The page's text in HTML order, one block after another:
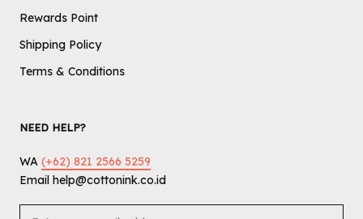
Rewards Point
Shipping Policy
Terms & Conditions
NEED HELP?
WA (+62) 821 2566 5259
Email help@cottonink.co.id